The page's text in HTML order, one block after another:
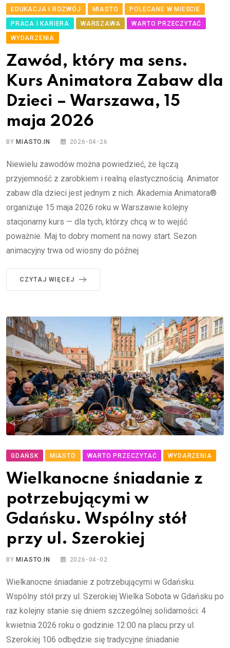
EDUKACJA I ROZWÓJ MIASTO
POLECANE W MIEŚCIE
PRACA I KARIERA
WARSZAWA
WARTO PRZECZYTAĆ
WYDARZENIA
Zawód, który ma sens.
Kurs Animatora Zabaw dla
Dzieci – Warszawa, 15
maja 2026
BY MIASTO.IN 2026-04-26
Niewielu zawodów można powiedzieć, że łączą
przyjemność z zarobkiem i realną elastycznością. Animator
zabaw dla dzieci jest jednym z nich. Akademia Animatora®
organizuje 15 maja 2026 roku w Warszawie kolejny
stacjonarny kurs — dla tych, którzy chcą w to wejść
poważnie. Maj to dobry moment na nowy start. Sezon
animacyjny trwa od wiosny do późnej
CZYTAJ WIĘCEJ
GDAŃSK MIASTO WARTO PRZECZYTAĆ WYDARZENIA
Wielkanocne śniadanie z
potrzebującymi w
Gdańsku. Wspólny stół
przy ul. Szerokiej
BY MIASTO.IN 2026-04-02
Wielkanocne śniadanie z potrzebującymi w Gdańsku.
Wspólny stół przy ul. Szerokiej Wielka Sobota w Gdańsku po
raz kolejny stanie się dniem szczególnej solidarności. 4
kwietnia 2026 roku o godzinie 12:00 na placu przy ul.
Szerokiej 106 odbędzie się tradycyjne śniadanie